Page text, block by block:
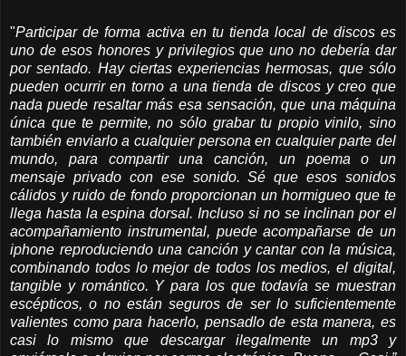
"Participar de forma activa en tu tienda local de discos es
uno de esos honores y privilegios que uno no debería dar
por sentado. Hay ciertas experiencias hermosas, que sólo
pueden ocurrir en torno a una tienda de discos y creo que
nada puede resaltar más esa sensación, que una máquina
única que te permite, no sólo grabar tu propio vinilo, sino
también enviarlo a cualquier persona en cualquier parte del
mundo, para compartir una canción, un poema o un
mensaje privado con ese sonido. Sé que esos sonidos
cálidos y ruido de fondo proporcionan un hormigueo que te
llega hasta la espina dorsal. Incluso si no se inclinan por el
acompañamiento instrumental, puede acompañarse de un
iphone reproduciendo una canción y cantar con la música,
combinando todos lo mejor de todos los medios, el digital,
tangible y romántico. Y para los que todavía se muestran
escépticos, o no están seguros de ser lo suficientemente
valientes como para hacerlo, pensadlo de esta manera, es
casi lo mismo que descargar ilegalmente un mp3 y